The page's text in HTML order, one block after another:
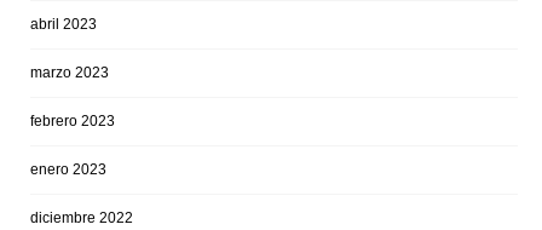
abril 2023
marzo 2023
febrero 2023
enero 2023
diciembre 2022